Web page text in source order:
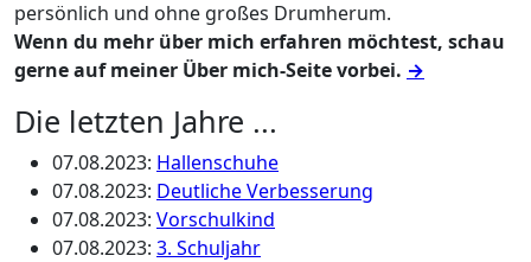
persönlich und ohne großes Drumherum.
Wenn du mehr über mich erfahren möchtest, schau
gerne auf meiner Über mich-Seite vorbei. →
Die letzten Jahre ...
07.08.2023: Hallenschuhe
07.08.2023: Deutliche Verbesserung
07.08.2023: Vorschulkind
07.08.2023: 3. Schuljahr